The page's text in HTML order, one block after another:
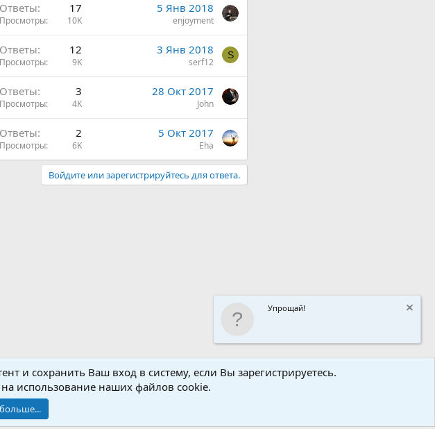
Ответы 17
Просмотры 10K
5 Янв 2018
enjoyment
Ответы 12
Просмотры 9K
3 Янв 2018
serf12
S
Ответы 3
Просмотры 4K
28 Окт 2017
John
Ответы 2
Просмотры 6K
5 Окт 2017
Eha
Войдите или зарегистрируйтесь для ответа.
Условия и правила Политика конфиденциальности
2026 XenForo Ltd.
2026
Упрощай!
и сохранить Ваш вход в систему, если Вы зарегистрируетесь.
на использование наших файлов cookie.